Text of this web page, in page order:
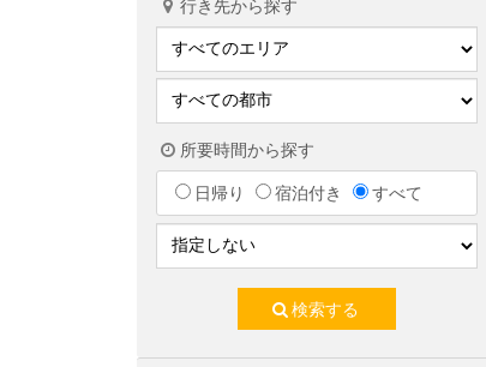
行き先から探す
所要時間から探す
日帰り 宿泊付き すべて
検索する